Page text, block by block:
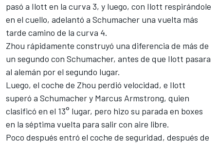
pasó a Ilott en la curva 3, y luego, con Ilott respirándole
en el cuello, adelantó a Schumacher una vuelta más
tarde camino de la curva 4.
Zhou rápidamente construyó una diferencia de más de
un segundo con Schumacher, antes de que Ilott pasara
al alemán por el segundo lugar.
Luego, el coche de Zhou perdió velocidad, e Ilott
superó a Schumacher y Marcus Armstrong, quien
clasificó en el 13° lugar, pero hizo su parada en boxes
en la séptima vuelta para salir con aire libre.
Poco después entró el coche de seguridad, después de